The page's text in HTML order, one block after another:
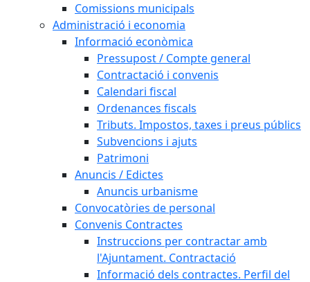
Comissions municipals
Administració i economia
Informació econòmica
Pressupost / Compte general
Contractació i convenis
Calendari fiscal
Ordenances fiscals
Tributs. Impostos, taxes i preus públics
Subvencions i ajuts
Patrimoni
Anuncis / Edictes
Anuncis urbanisme
Convocatòries de personal
Convenis Contractes
Instruccions per contractar amb
l'Ajuntament. Contractació
Informació dels contractes. Perfil del